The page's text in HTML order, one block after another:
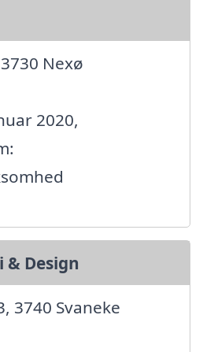
Nexø
2020,
& Design
3740 Svaneke